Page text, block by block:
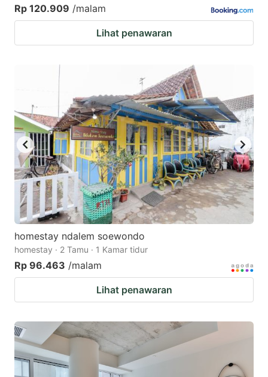
Rp 120.909 /malam
Lihat penawaran
homestay ndalem soewondo
homestay · 2 Tamu · 1 Kamar tidur
Rp 96.463 /malam
Lihat penawaran